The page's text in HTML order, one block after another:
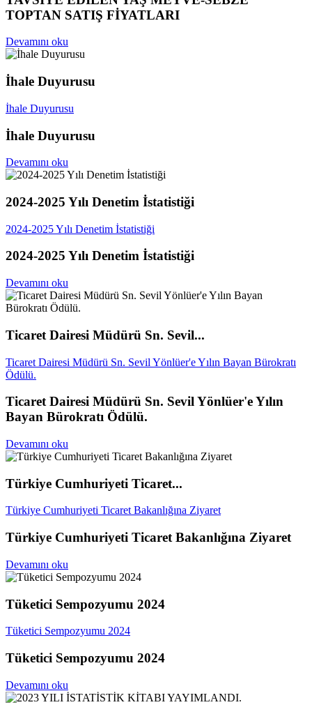
TOPTAN SATIŞ FİYATLARI
Devamını oku
İhale Duyurusu
İhale Duyurusu
İhale Duyurusu
Devamını oku
2024-2025 Yılı Denetim İstatistiği
2024-2025 Yılı Denetim İstatistiği
2024-2025 Yılı Denetim İstatistiği
Devamını oku
Ticaret Dairesi Müdürü Sn. Sevil...
Ticaret Dairesi Müdürü Sn. Sevil Yönlüer'e Yılın Bayan Bürokratı
Ödülü.
Ticaret Dairesi Müdürü Sn. Sevil Yönlüer'e Yılın
Bayan Bürokratı Ödülü.
Devamını oku
Türkiye Cumhuriyeti Ticaret...
Türkiye Cumhuriyeti Ticaret Bakanlığına Ziyaret
Türkiye Cumhuriyeti Ticaret Bakanlığına Ziyaret
Devamını oku
Tüketici Sempozyumu 2024
Tüketici Sempozyumu 2024
Tüketici Sempozyumu 2024
Devamını oku